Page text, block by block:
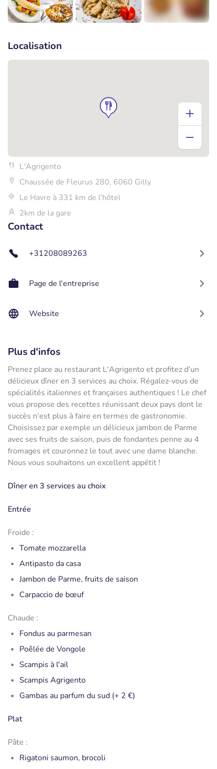
Localisation
L'Agrigento
Chaussée de Fleurus 280, 6060 Gilly
Le Havre à 331 km de l'hôtel
2km de la gare
Contact
+31208089263
Page de l'entreprise
Website
Plus d'infos
Prenez place au restaurant L'Agrigento et profitez d'un
délicieux dîner en 3 services au choix. Régalez-vous de
spécialités italiennes et françaises authentiques ! Le chef
vous propose des recettes réunissant deux pays dont le
succès n'est plus à faire en termes de gastronomie.
Choisissez par exemple un délicieux jambon de Parme
avec ses fruits de saison, puis de fondantes penne au 4
fromages et couronnez le tout avec une dame blanche.
Nous vous souhaitons un excellent appétit !
Dîner en 3 services au choix
Entrée
Froide :
Tomate mozzarella
Antipasto da casa
Jambon de Parme, fruits de saison
Carpaccio de bœuf
Chaude :
Fondus au parmesan
Poêlée de Vongole
Scampis à l'ail
Scampis Agrigento
Gambas au parfum du sud (+ 2 €)
Plat
Pâte :
Rigatoni saumon, brocoli